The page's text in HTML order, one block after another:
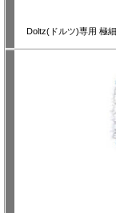
Doltz(ドルツ)専用 極